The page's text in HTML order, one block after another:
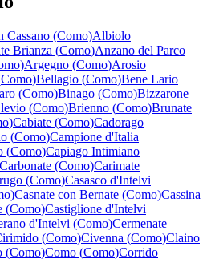
Cassano (Como)Albiolo
Brianza (Como)Anzano del Parco
)Argegno (Como)Arosio
Como)Bellagio (Como)Bene Lario
(Como)Binago (Como)Bizzarone
(Como)Brienno (Como)Brunate
)Cabiate (Como)Cadorago
(Como)Campione d'Italia
(Como)Capiago Intimiano
Carbonate (Como)Carimate
(Como)Casasco d'Intelvi
)Casnate con Bernate (Como)Cassina
(Como)Castiglione d'Intelvi
d'Intelvi (Como)Cermenate
(Como)Civenna (Como)Claino
(Como)Como (Como)Corrido